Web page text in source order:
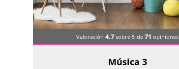
Valoración4.7 sobre 5 de71 opiniones
Música 3